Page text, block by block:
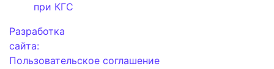
при КГС
Разработка
сайта:
Пользовательское соглашение